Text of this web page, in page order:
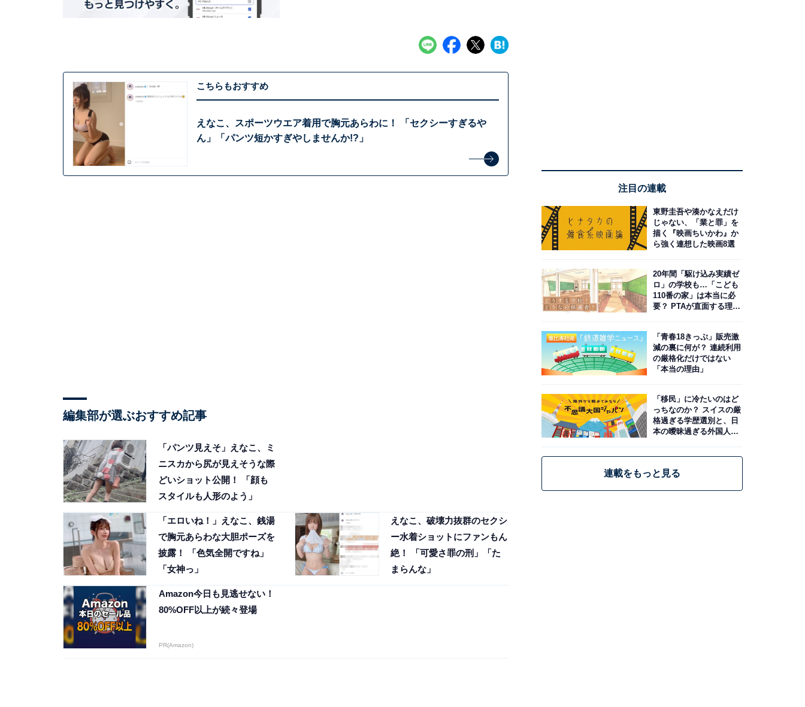
こちらもおすすめ
えなこ、スポーツウエア着用で胸元あらわに！ 「セクシーすぎるや
ん」「パンツ短かすぎやしませんか!?」
編集部が選ぶおすすめ記事
「パンツ見えそ」えなこ、ミ
ニスカから尻が見えそうな際
どいショット公開！ 「顔も
スタイルも人形のよう」
「エロいね！」えなこ、銭湯
で胸元あらわな大胆ポーズを
披露！ 「色気全開ですね」
「女神っ」
えなこ、破壊力抜群のセクシ
ー水着ショットにファンもん
絶！ 「可愛さ罪の刑」「た
まらんな」
Amazon今日も見逃せない！
80%OFF以上が続々登場
PR(Amazon)
注目の連載
東野圭吾や湊かなえだけ
じゃない、「業と罪」を
描く『映画ちいかわ』か
ら強く連想した映画8選
20年間「駆け込み実績ゼ
ロ」の学校も…「こども
110番の家」は本当に必
要？ PTAが直面する理想
「青春18きっぷ」販売激
減の裏に何が？ 連続利用
の厳格化だけではない
「本当の理由」
「移民」に冷たいのはど
っちなのか？ スイスの厳
格過ぎる学歴選別と、日
本の曖昧過ぎる外国人政
連載をもっと見る